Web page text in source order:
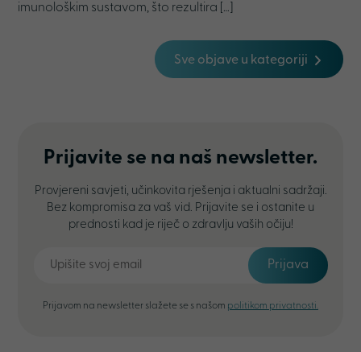
imunološkim sustavom, što rezultira […]
Sve objave u kategoriji
Prijavite se na naš newsletter.
Provjereni savjeti, učinkovita rješenja i aktualni sadržaji.
Bez kompromisa za vaš vid. Prijavite se i ostanite u
prednosti kad je riječ o zdravlju vaših očiju!
Prijava
Prijavom na newsletter slažete se s našom politikom privatnosti.